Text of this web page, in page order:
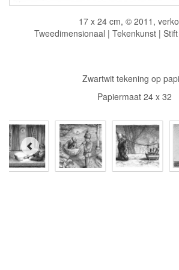
17 x 24 cm, © 2011,
Tweedimensionaal | Tekenkunst |
Zwartwit tekening op
Papiermaat 24 x 32